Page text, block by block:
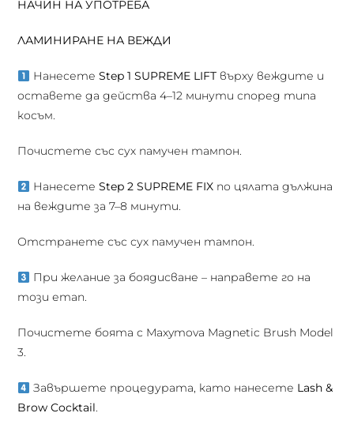
НАЧИН НА УПОТРЕБА
ЛАМИНИРАНЕ НА ВЕЖДИ
НанесетеStep 1 SUPREME LIFT върху веждите и
оставете да действа 4–12 минути според типа
косъм.
Почистете със сух памучен тампон.
НанесетеStep 2 SUPREME FIX по цялата дължина
на веждите за 7–8 минути.
Отстранете със сух памучен тампон.
При желание за боядисване – направете го на
този етап.
Почистете боята с Maxymova Magnetic Brush Model
3.
Завършете процедурата, като нанесете Lash &
Brow Cocktail.